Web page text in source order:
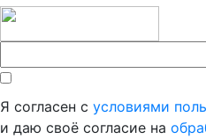
Я согласен с условиями
и даю своё согласие на